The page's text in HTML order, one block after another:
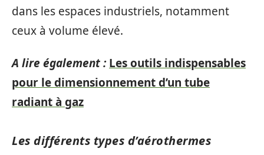
dans les espaces industriels, notamment
ceux à volume élevé.
A lire également : Les outils indispensables
pour le dimensionnement d’un tube
radiant à gaz
Les différents types d’aérothermes